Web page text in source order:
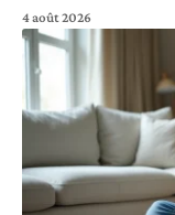
4 août 2026